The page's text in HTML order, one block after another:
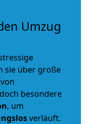
Umzug
sie über große
besondere
, um
verläuft.